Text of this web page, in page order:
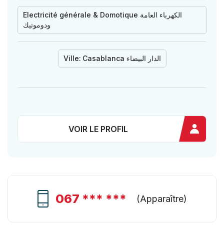
Electricité générale & Domotique الكهرباء العامة
ودوموتيك
Ville: Casablanca الدار البيضاء
VOIR LE PROFIL
067 *** *** (Apparaître)